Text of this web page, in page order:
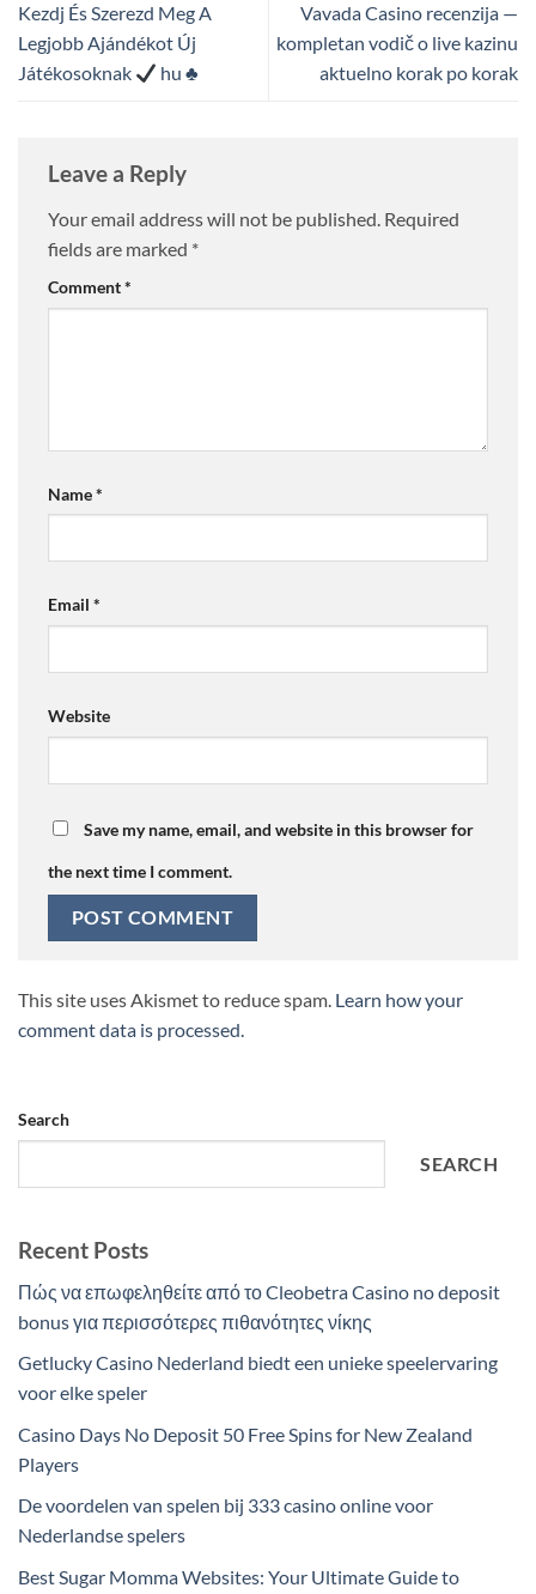
Kezdj És Szerezd Meg A
Legjobb Ajándékot Új
Játékosoknak
hu♣️
Vavada Casino recenzija —
kompletan vodič o live kazinu
aktuelno korak po korak
Leave a Reply
Your email address will not be published. Required
fields are marked *
Comment*
Name*
Email *
Website
Save my name, email, and website in this browser for
the next time I comment.
This site uses Akismet to reduce spam. Learn how your
comment data is processed.
Search
SEARCH
Recent Posts
Πώς να επωφεληθείτε από το Cleobetra Casino no deposit
bonus για περισσότερες πιθανότητες νίκης
Getlucky Casino Nederland biedt een unieke speelervaring
voor elke speler
Casino Days No Deposit 50 Free Spins for New Zealand
Players
De voordelen van spelen bij 333 casino online voor
Nederlandse spelers
Best Sugar Momma Websites: Your Ultimate Guide to